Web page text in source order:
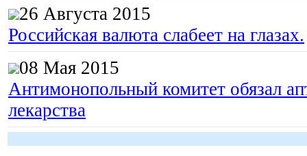
26 Августа 2015
Российская валюта слабеет на глазах.
08 Мая 2015
Антимонопольный комитет обязал
лекарства